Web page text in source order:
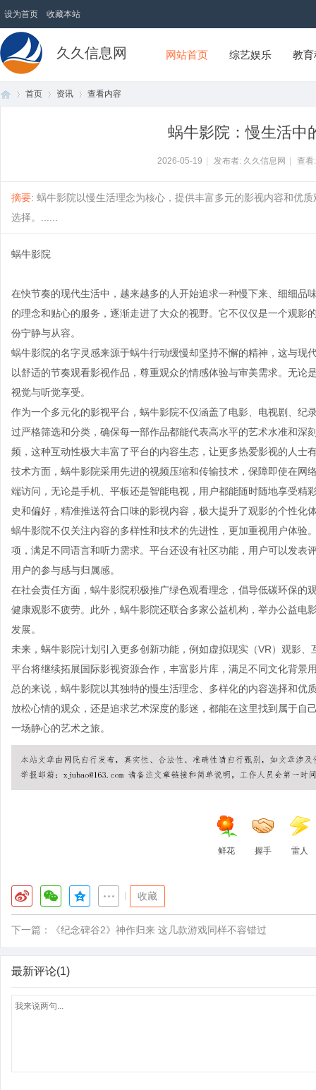
设为首页 收藏本站
久久信息网 网站首页 综艺娱乐 教
首页 资讯 查看内容
蜗牛影院：慢生活中
2026-05-19 发布者: 久久信息网 查
摘要: 蜗牛影院以慢生活理念为核心，提供丰富多元的影视内容和优
选择。......
蜗牛影院
在快节奏的现代生活中，越来越多的人开始追求一种慢下来、细细品
的理念和贴心的服务，逐渐走进了大众的视野。它不仅仅是一个观
份宁静与从容。
蜗牛影院的名字灵感来源于蜗牛行动缓慢却坚持不懈的精神，这与现
以舒适的节奏观看影视作品，尊重观众的情感体验与审美需求。无
视觉与听觉享受。
作为一个多元化的影视平台，蜗牛影院不仅涵盖了电影、电视剧、纪
过严格筛选和分类，确保每一部作品都能代表高水平的艺术水准和深
频，这种互动性极大丰富了平台的内容生态，让更多热爱影视的人士
技术方面，蜗牛影院采用先进的视频压缩和传输技术，保障即使在网
端访问，无论是手机、平板还是智能电视，用户都能随时随地享受精
史和偏好，精准推送符合口味的影视内容，极大提升了观影的个性化
蜗牛影院不仅关注内容的多样性和技术的先进性，更加重视用户体验
项，满足不同语言和听力需求。平台还设有社区功能，用户可以发表
用户的参与感与归属感。
在社会责任方面，蜗牛影院积极推广绿色观看理念，倡导低碳环保的
健康观影不疲劳。此外，蜗牛影院还联合多家公益机构，举办公益电
发展。
未来，蜗牛影院计划引入更多创新功能，例如虚拟现实（VR）观影
平台将继续拓展国际影视资源合作，丰富影片库，满足不同文化背景
总的来说，蜗牛影院以其独特的慢生活理念、多样化的内容选择和
放松心情的观众，还是追求艺术深度的影迷，都能在这里找到属于
一场静心的艺术之旅。
鲜花 握手 雷人
收藏
下一篇： 《纪念碑谷2》神作归来 这几款游戏同样不容错过
最新评论(1)